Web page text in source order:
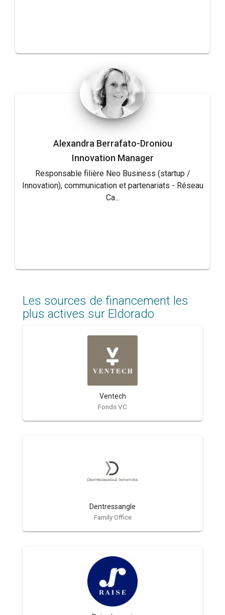
Alexandra Berrafato-Droniou
Innovation Manager
Responsable filière Neo Business (startup /
Innovation), communication et partenariats - Réseau
Ca...
Les sources de financement les
plus actives sur Eldorado
Ventech
Fonds VC
Dentressangle
Family Office